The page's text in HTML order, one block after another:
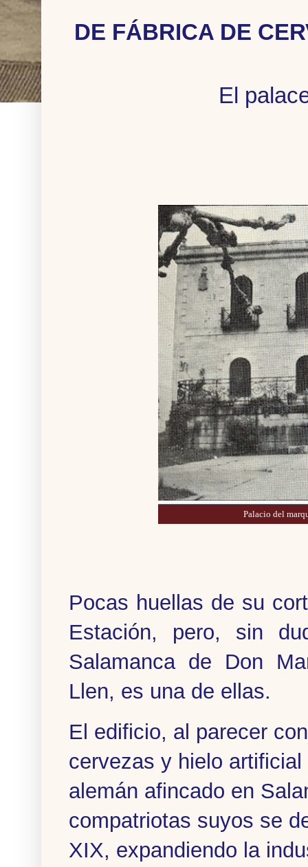
DE FÁBRICA DE
El
Palacio del
Pocas huellas de su
Estación, pero, sin
Salamanca de Don
Llen, es una de ellas.
El edificio, al parecer
cervezas y hielo
alemán afincado en
compatriotas suyos se
XIX, expandiendo la